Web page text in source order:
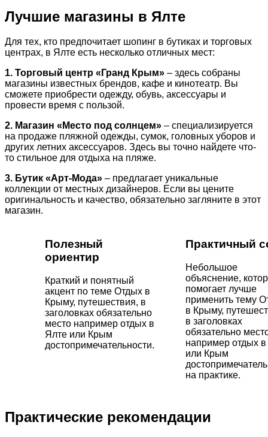
Лучшие магазины в Ялте
Для тех, кто предпочитает шопинг в бутиках и торговых
центрах, в Ялте есть несколько отличных мест:
1. Торговый центр «Гранд Крым» – здесь собраны
магазины известных брендов, кафе и кинотеатр. Вы
сможете приобрести одежду, обувь, аксессуары и
провести время с пользой.
2. Магазин «Место под солнцем» – специализируется
на продаже пляжной одежды, сумок, головных уборов и
других летних аксессуаров. Здесь вы точно найдете что-
то стильное для отдыха на пляже.
3. Бутик «Арт-Мода» – предлагает уникальные
коллекции от местных дизайнеров. Если вы цените
оригинальность и качество, обязательно загляните в этот
магазин.
Полезный
ориентир
Краткий и понятный
акцент по теме Отдых в
Крыму, путешествия, в
заголовках обязательно
место например отдых в
Ялте или Крым
достопримечательности.
Практичный
Небольшое
объяснение,
помогает лучше
применить тему
в Крыму,
в заголовках
обязательно
например отдых
или Крым
на практике.
Практические рекомендации